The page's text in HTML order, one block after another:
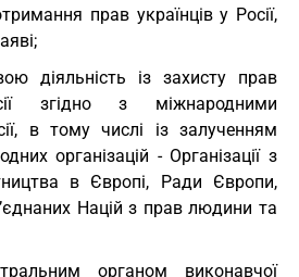
прав українців у Росії,
діяльність із захисту прав
згідно з міжнародними
в тому числі із залученням
організацій - Організації з
в Європі, Ради Європи,
Націй з прав людини та
органом виконавчої